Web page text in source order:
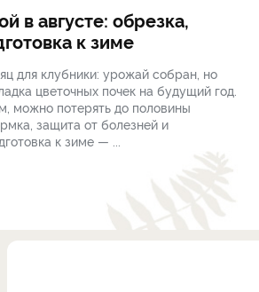
в августе: обрезка,
к зиме
для клубники: урожай собран, но
цветочных почек на будущий год.
можно потерять до половины
защита от болезней и
к зиме — ...